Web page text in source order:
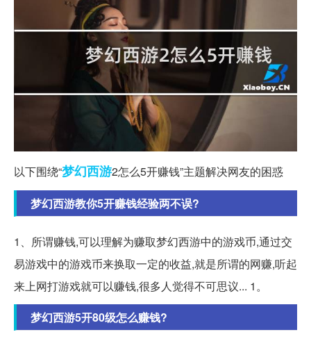
以下围绕“梦幻西游2怎么5开赚钱”主题解决网友的困惑
梦幻西游教你5开赚钱经验两不误?
1、所谓赚钱,可以理解为赚取梦幻西游中的游戏币,通过交
易游戏中的游戏币来换取一定的收益,就是所谓的网赚,听起
来上网打游戏就可以赚钱,很多人觉得不可思议... 1。
梦幻西游5开80级怎么赚钱?